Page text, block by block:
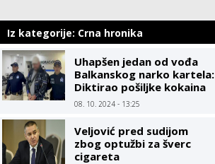
Iz kategorije: Crna hronika
Uhapšen jedan od vođa
Balkanskog narko kartela:
Diktirao pošiljke kokaina
do luka u Evropi
08. 10. 2024 - 13:25
Veljović pred sudijom
zbog optužbi za šverc
cigareta